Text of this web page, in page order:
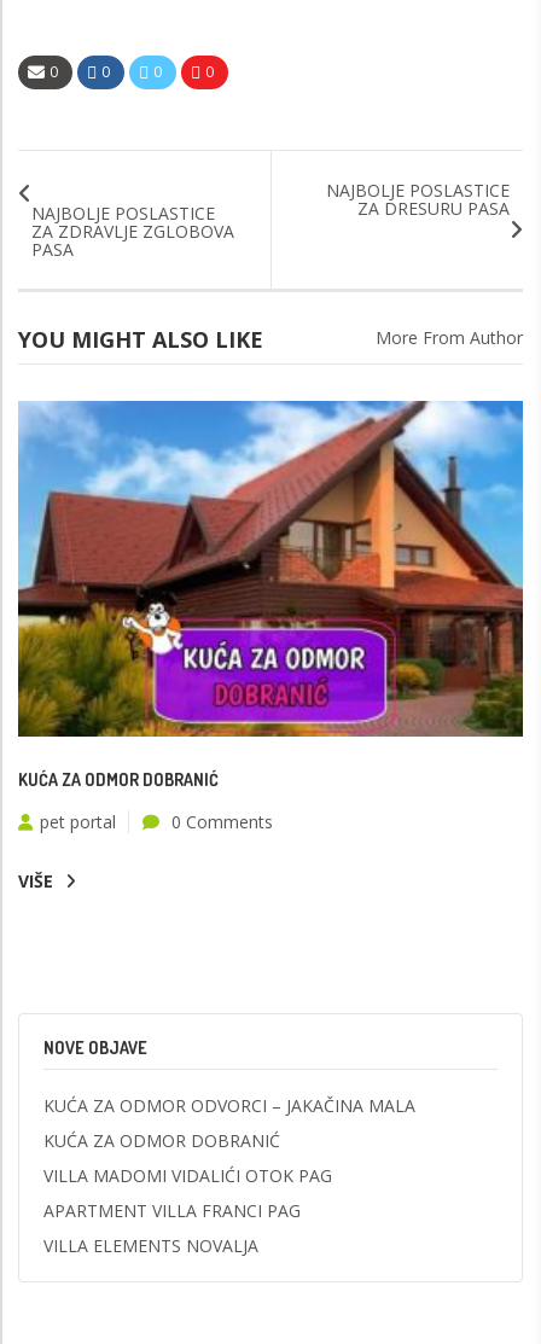
0 0 0 0
NAJBOLJE POSLASTICE
ZA ZDRAVLJE ZGLOBOVA
PASA
NAJBOLJE POSLASTICE
ZA DRESURU PASA
YOU MIGHT ALSO LIKE More From Author
KUĆA ZA ODMOR DOBRANIĆ
pet portal 0 Comments
VIŠE
NOVE OBJAVE
KUĆA ZA ODMOR ODVORCI – JAKAČINA MALA
KUĆA ZA ODMOR DOBRANIĆ
VILLA MADOMI VIDALIĆI OTOK PAG
APARTMENT VILLA FRANCI PAG
VILLA ELEMENTS NOVALJA